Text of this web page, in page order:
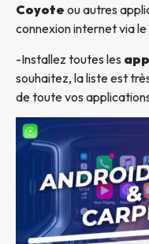
Coyote ou autres
connexion internet via
-Installez toutes les
souhaitez, la liste est
de toute vos